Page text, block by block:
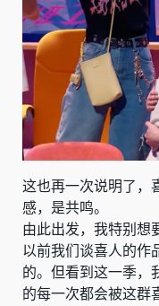
这也再一次说明了，
感，是共鸣。
由此出发，我特别想
以前我们谈喜人的作
的。但看到这一季，
的每一次都会被这群